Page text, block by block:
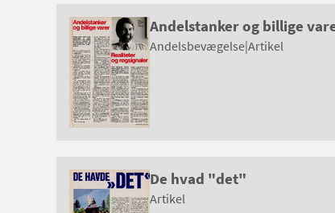
Andelstanker og billige
Andelsbevægelse|Artikel
De hvad "det"
Artikel